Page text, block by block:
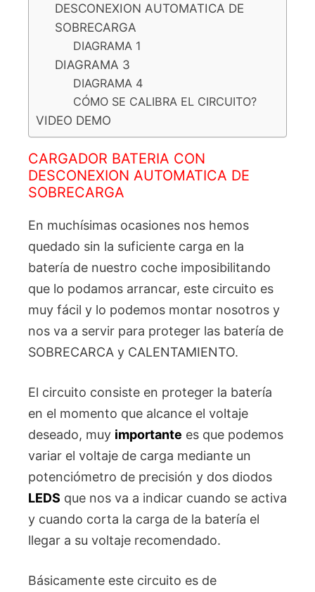
DESCONEXION AUTOMATICA DE
SOBRECARGA
DIAGRAMA 1
DIAGRAMA 3
DIAGRAMA 4
CÓMO SE CALIBRA EL CIRCUITO?
VIDEO DEMO
CARGADOR BATERIA CON
DESCONEXION AUTOMATICA DE
SOBRECARGA
En muchísimas ocasiones nos hemos
quedado sin la suficiente carga en la
batería de nuestro coche imposibilitando
que lo podamos arrancar, este circuito es
muy fácil y lo podemos montar nosotros y
nos va a servir para proteger las batería de
SOBRECARCA y CALENTAMIENTO.
El circuito consiste en proteger la batería
en el momento que alcance el voltaje
deseado, muy importante es que podemos
variar el voltaje de carga mediante un
potenciómetro de precisión y dos diodos
LEDS que nos va a indicar cuando se activa
y cuando corta la carga de la batería el
llegar a su voltaje recomendado.
Básicamente este circuito es de